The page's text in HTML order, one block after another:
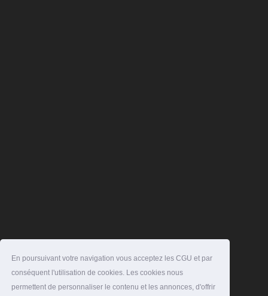
En poursuivant votre navigation vous acceptez les CGU et par
conséquent l'utilisation de cookies. Les cookies nous
permettent de personnaliser le contenu et les annonces, d'offrir